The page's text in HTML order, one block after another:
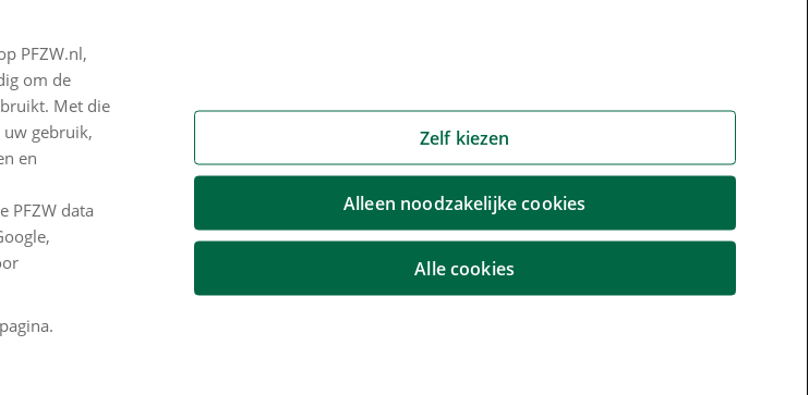
PFZW.nl,
om de
Met die
gebruik,
en
PFZW data
Zelf kiezen
Alleen noodzakelijke cookies
Alle cookies